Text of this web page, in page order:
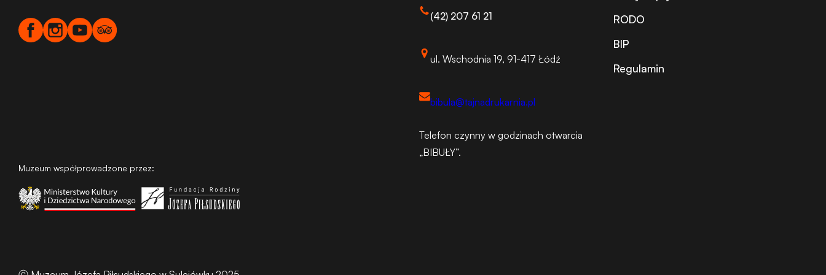
(42) 207 61 21
ul. Wschodnia 19, 91-417 Łódź
bibula@tajnadrukarnia.pl
Telefon czynny w godzinach otwarcia
„BIBUŁY”.
RODO
BIP
Regulamin
Muzeum współprowadzone przez: